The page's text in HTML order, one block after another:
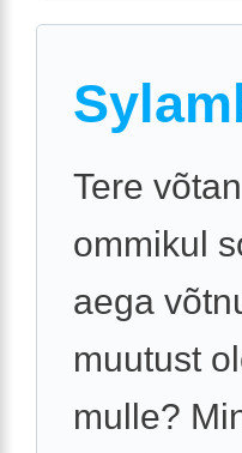
Tere
ommikul
aega
muutust
mulle?